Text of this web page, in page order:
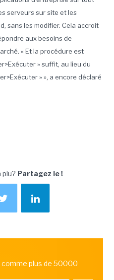
serveurs sur site et les
sans les modifier. Cela accroit
aux besoins de
« Et la procédure est
» suffit, au lieu du
» », a encore déclaré
plu? Partagez le !
plus de 50000